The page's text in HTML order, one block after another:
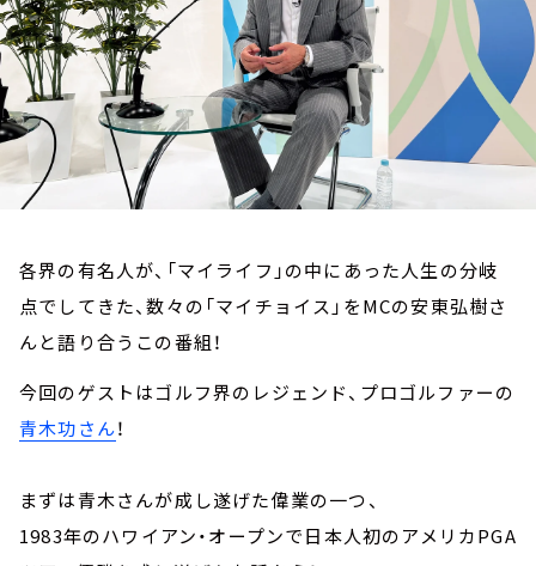
各界の有名人が、「マイライフ」の中にあった人生の分岐
点でしてきた、数々の「マイチョイス」をMCの安東弘樹さ
んと語り合うこの番組！
今回のゲストはゴルフ界のレジェンド、プロゴルファーの
青木功さん！
まずは青木さんが成し遂げた偉業の一つ、
1983年のハワイアン・オープンで日本人初のアメリカPGA